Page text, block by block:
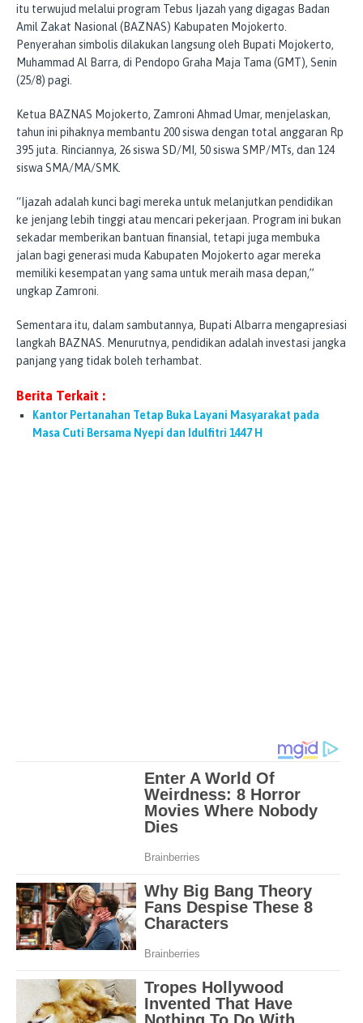
itu terwujud melalui program Tebus Ijazah yang digagas Badan
Amil Zakat Nasional (BAZNAS) Kabupaten Mojokerto.
Penyerahan simbolis dilakukan langsung oleh Bupati Mojokerto,
Muhammad Al Barra, di Pendopo Graha Maja Tama (GMT), Senin
(25/8) pagi.
Ketua BAZNAS Mojokerto, Zamroni Ahmad Umar, menjelaskan,
tahun ini pihaknya membantu 200 siswa dengan total anggaran Rp
395 juta. Rinciannya, 26 siswa SD/MI, 50 siswa SMP/MTs, dan 124
siswa SMA/MA/SMK.
“Ijazah adalah kunci bagi mereka untuk melanjutkan pendidikan
ke jenjang lebih tinggi atau mencari pekerjaan. Program ini bukan
sekadar memberikan bantuan finansial, tetapi juga membuka
jalan bagi generasi muda Kabupaten Mojokerto agar mereka
memiliki kesempatan yang sama untuk meraih masa depan,”
ungkap Zamroni.
Sementara itu, dalam sambutannya, Bupati Albarra mengapresiasi
langkah BAZNAS. Menurutnya, pendidikan adalah investasi jangka
panjang yang tidak boleh terhambat.
Berita Terkait :
Kantor Pertanahan Tetap Buka Layani Masyarakat pada
Masa Cuti Bersama Nyepi dan Idulfitri 1447 H